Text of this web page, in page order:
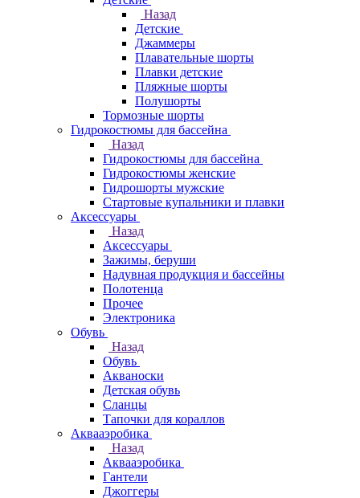
Назад
Детские
Джаммеры
Плавательные шорты
Плавки детские
Пляжные шорты
Полушорты
Тормозные шорты
Гидрокостюмы для бассейна
Назад
Гидрокостюмы для бассейна
Гидрокостюмы женские
Гидрошорты мужские
Стартовые купальники и плавки
Аксессуары
Назад
Аксессуары
Зажимы, беруши
Надувная продукция и бассейны
Полотенца
Прочее
Электроника
Обувь
Назад
Обувь
Акваноски
Детская обувь
Сланцы
Тапочки для кораллов
Аквааэробика
Назад
Аквааэробика
Гантели
Джоггеры